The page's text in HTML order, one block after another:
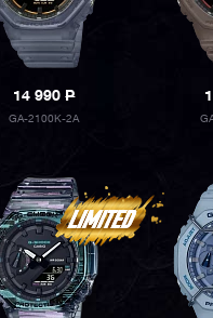
14 990P
GA-2100K-2A